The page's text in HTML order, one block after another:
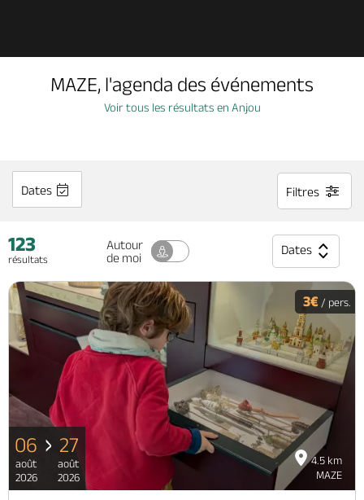
À voir, à faire
Dormir, manger
Séjours, cadeaux
Billetterie en ligne
Brochures & Cartes Offices de tourisme Comment venir ? Ecrivez-nous
MAZE, l'agenda des événements
Voir tous les résultats en Anjou
Dates Filtres
123
résultats
Autour
de moi
Dates
4.5 km
MAZE
3€ / pers.
06
août
2026
27
août
2026